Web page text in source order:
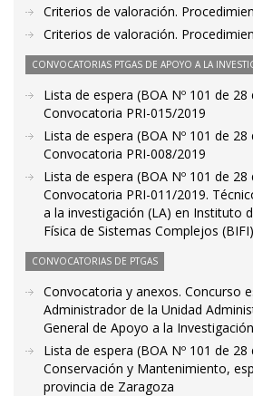
Criterios de valoración.
Criterios de valoración.
CONVOCATORIAS PTGAS DE APOYO A LA
Lista de espera (BOA Nº 101 de 28
Convocatoria PRI-015/2019
Lista de espera (BOA Nº 101 de 28
Convocatoria PRI-008/2019
Lista de espera (BOA Nº 101 de 28
Convocatoria PRI-011/2019.
a la investigación (LA) en Instituto
Física de Sistemas Complejos (BIFI)
CONVOCATORIAS DE PTGAS
Convocatoria y anexos. Concurso
Administrador de la Unidad
General de Apoyo a la
Lista de espera (BOA Nº 101 de
Conservación y Mantenimiento,
provincia de Zaragoza